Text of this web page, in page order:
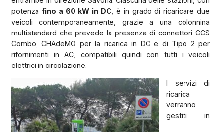
potenza fino a 60 kW in DC, è in grado di ricaricare due
veicoli contemporaneamente, grazie a una colonnina
multistandard che prevede la presenza di connettori CCS
Combo, CHAdeMO per la ricarica in DC e di Tipo 2 per
rifornimenti in AC, compatibili quindi con tutti i veicoli
elettrici in circolazione.
I servizi di
ricarica
verranno
gestiti in